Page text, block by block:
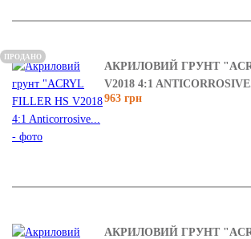
АКРИЛОВИЙ ГРУНТ
V2018 4:1
963 грн
ПРОДАНО
АКРИЛОВИЙ ГРУНТ